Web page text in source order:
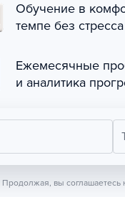
Обучение в
темпе без стресса
Ежемесячные
и аналитика
Продолжая, вы соглашаетесь